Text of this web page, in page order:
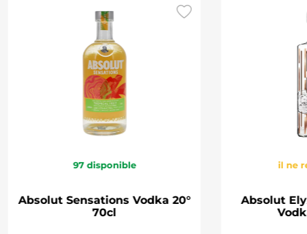
97 disponible
Absolut Sensations Vodka 20°
70cl
il ne
Absolut